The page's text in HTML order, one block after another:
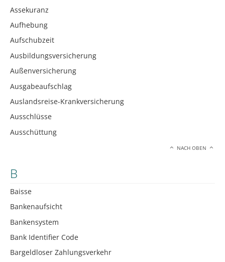
Assekuranz
Aufhebung
Aufschubzeit
Ausbildungsversicherung
Außenversicherung
Ausgabeaufschlag
Auslandsreise-Krankversicherung
Ausschlüsse
Ausschüttung
NACH OBEN
B
Baisse
Bankenaufsicht
Bankensystem
Bank Identifier Code
Bargeldloser Zahlungsverkehr